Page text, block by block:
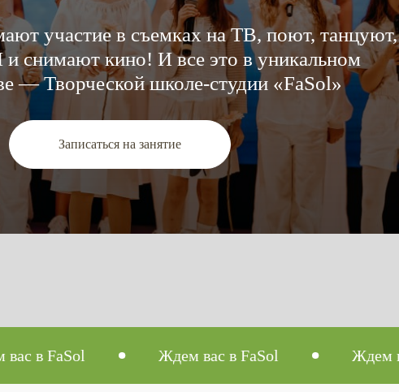
участие в съемках на ТВ, поют, танцуют,
снимают кино! И все это в уникальном
— Творческой школе-студии «FaSol»
Записаться на занятие
Ждем вас в FaSol Ждем вас в FaSol